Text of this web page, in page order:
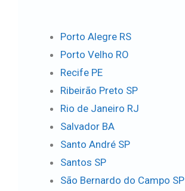
Porto Alegre RS
Porto Velho RO
Recife PE
Ribeirão Preto SP
Rio de Janeiro RJ
Salvador BA
Santo André SP
Santos SP
São Bernardo do Campo SP